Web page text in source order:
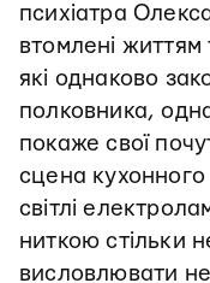
психіатра
втомлені життям
які однаково
полковника,
покаже свої
сцена кухонного
світлі
ниткою стільки
висловлювати